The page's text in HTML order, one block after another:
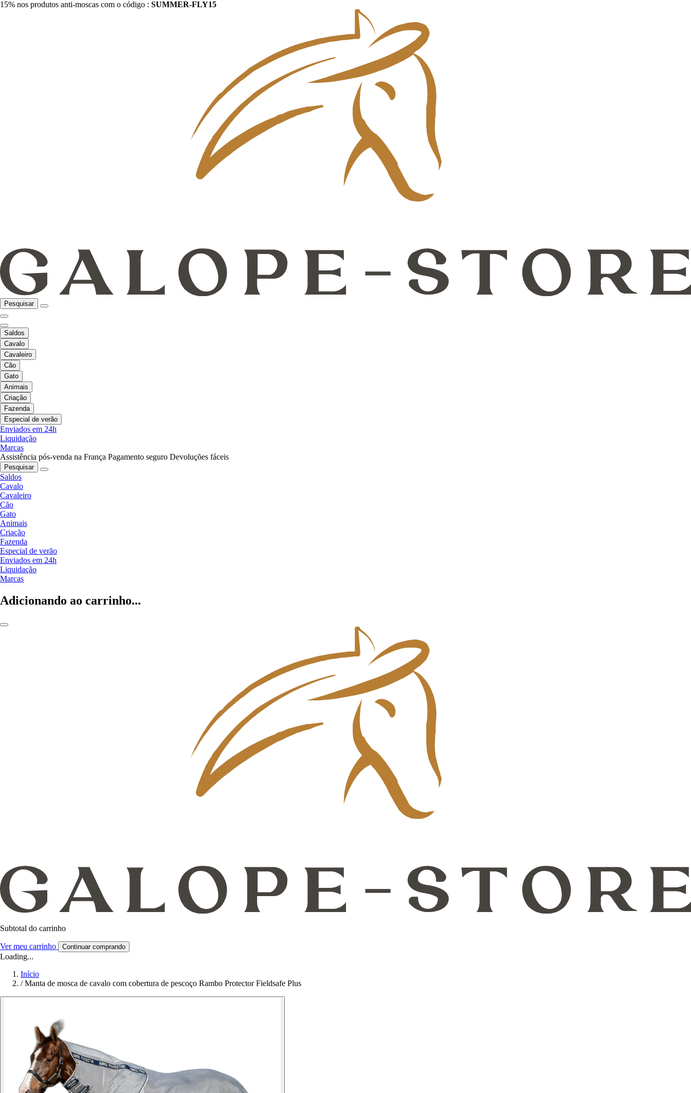
15% nos produtos anti-moscas com o código : SUMMER-FLY15
Pesquisar
Saldos
Cavalo
Cavaleiro
Cão
Gato
Animais
Criação
Fazenda
Especial de verão
Enviados em 24h
Liquidação
Marcas
Assistência pós-venda na França Pagamento seguro Devoluções fáceis
Pesquisar
Saldos
Cavalo
Cavaleiro
Cão
Gato
Animais
Criação
Fazenda
Especial de verão
Enviados em 24h
Liquidação
Marcas
Adicionando ao carrinho...
Subtotal do carrinho
Ver meu carrinho Continuar comprando
Loading...
Início
/ Manta de mosca de cavalo com cobertura de pescoço Rambo Protector Fieldsafe Plus